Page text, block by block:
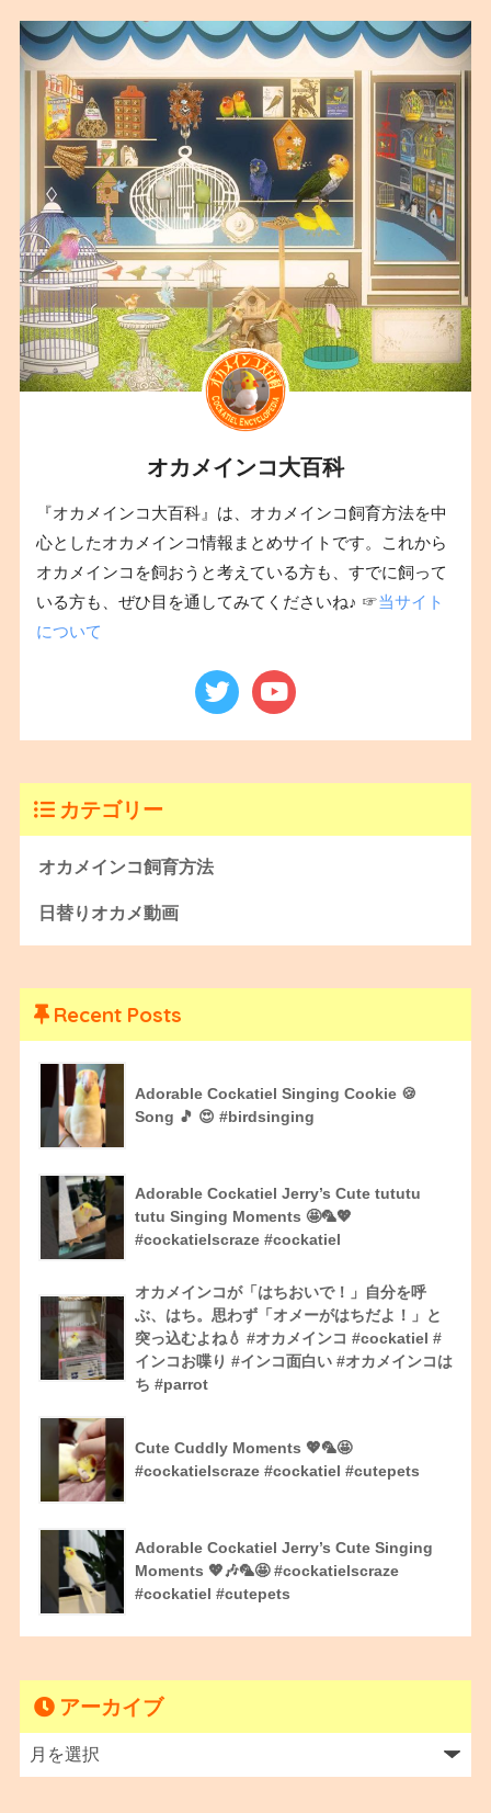
オカメインコ大百科
『オカメインコ大百科』は、オカメインコ飼育方法を中
心としたオカメインコ情報まとめサイトです。これから
オカメインコを飼おうと考えている方も、すでに飼って
いる方も、ぜひ目を通してみてくださいね♪ ☞当サイト
について
カテゴリー
オカメインコ飼育方法
日替りオカメ動画
Recent Posts
Adorable Cockatiel Singing Cookie 🍪
Song 🎵 😍 #birdsinging
Adorable Cockatiel Jerry’s Cute tututu
tutu Singing Moments 🤩🦜💖
#cockatielscraze #cockatiel
オカメインコが「はちおいで！」自分を呼
ぶ、はち。思わず「オメーがはちだよ！」と
突っ込むよね💧 #オカメインコ #cockatiel #
インコお喋り #インコ面白い #オカメインコは
ち #parrot
Cute Cuddly Moments 💖🦜🤩
#cockatielscraze #cockatiel #cutepets
Adorable Cockatiel Jerry’s Cute Singing
Moments 💖🎶🦜🤩 #cockatielscraze
#cockatiel #cutepets
アーカイブ